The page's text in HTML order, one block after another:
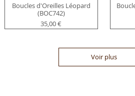
Boucles d'Oreilles Léopard
(BOC742)
Prix
35,00 €
Voir plus